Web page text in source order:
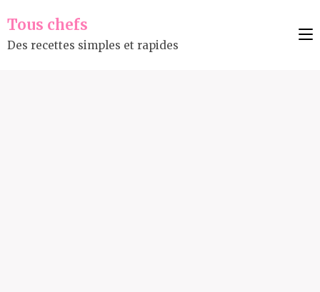
Tous chefs
Des recettes simples et rapides